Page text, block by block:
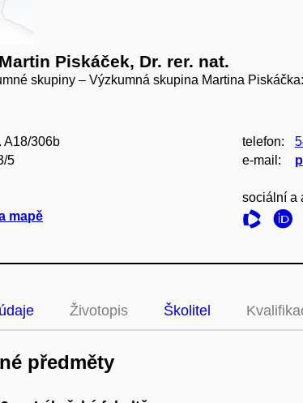
Piskáček, Dr. rer. nat.
skupiny – Výzkumná skupina Martina
A18/306b
5
mapě
telefon:
e‑mail:
sociální a
Životopis Školitel
předměty